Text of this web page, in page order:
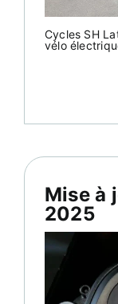
Cycles SH
vélo
Mise à
2025